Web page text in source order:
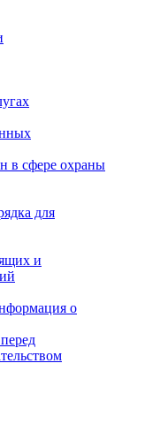
в сфере охраны
для
и
о